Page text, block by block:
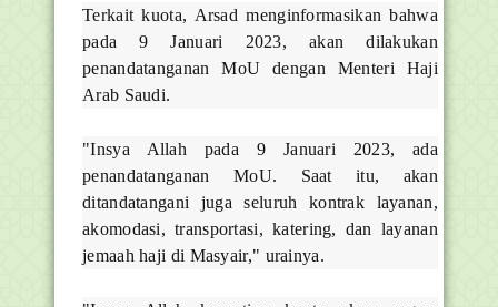
Terkait kuota, Arsad menginformasikan bahwa
pada 9 Januari 2023, akan dilakukan
penandatanganan MoU dengan Menteri Haji
Arab Saudi.
"Insya Allah pada 9 Januari 2023, ada
penandatanganan MoU. Saat itu, akan
ditandatangani juga seluruh kontrak layanan,
akomodasi, transportasi, katering, dan layanan
jemaah haji di Masyair," urainya.